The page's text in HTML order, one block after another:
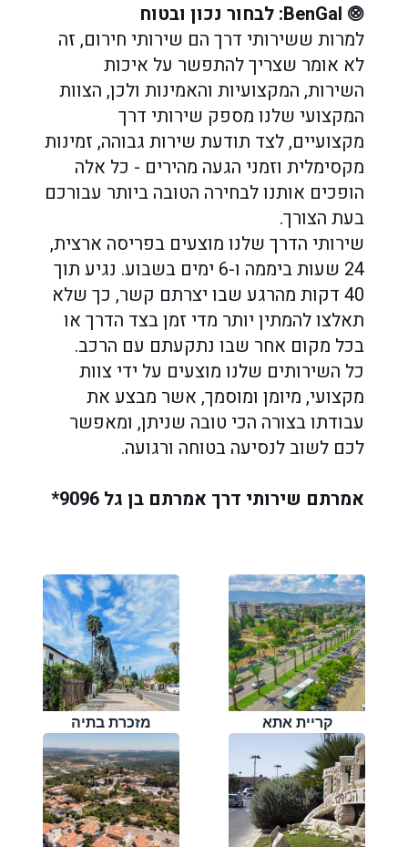
⨷ BenGal: לבחור נכון ובטוח
למרות ששירותי דרך הם שירותי חירום, זה
לא אומר שצריך להתפשר על איכות
השירות, המקצועיות והאמינות ולכן, הצוות
המקצועי שלנו מספק שירותי דרך
מקצועיים, לצד תודעת שירות גבוהה, זמינות
מקסימלית וזמני הגעה מהירים - כל אלה
הופכים אותנו לבחירה הטובה ביותר עבורכם
בעת הצורך.
שירותי הדרך שלנו מוצעים בפריסה ארצית,
24 שעות ביממה ו-6 ימים בשבוע. נגיע תוך
40 דקות מהרגע שבו יצרתם קשר, כך שלא
תאלצו להמתין יותר מדי זמן בצד הדרך או
בכל מקום אחר שבו נתקעתם עם הרכב.
כל השירותים שלנו מוצעים על ידי צוות
מקצועי, מיומן ומוסמך, אשר מבצע את
עבודתו בצורה הכי טובה שניתן, ומאפשר
לכם לשוב לנסיעה בטוחה ורגועה.
אמרתם שירותי דרך אמרתם בן גל 9096*
מזכרת בתיה קריית אתא